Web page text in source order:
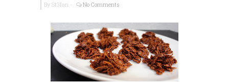
By St3fan - No Comments